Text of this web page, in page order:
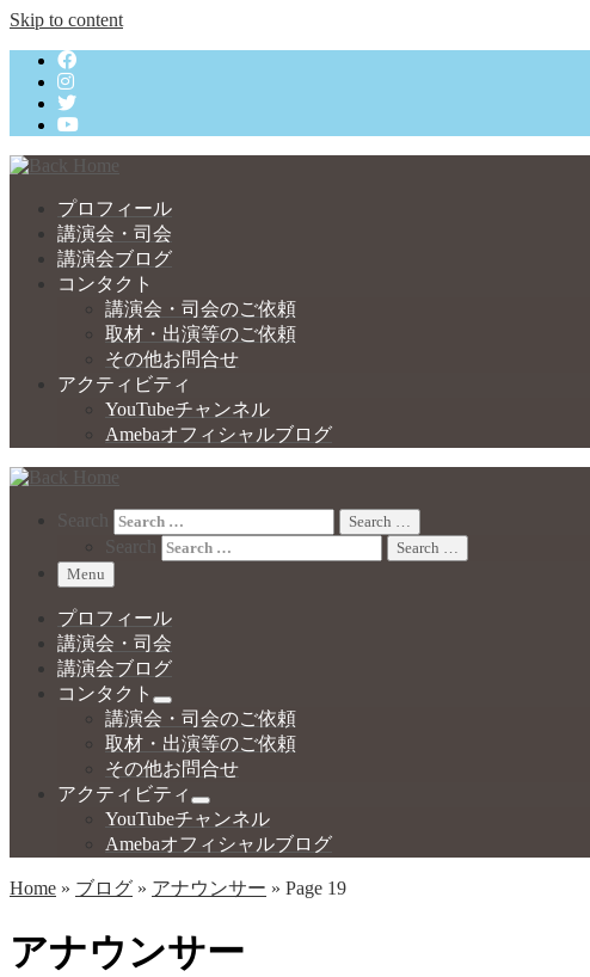
Skip to content
プロフィール
講演会・司会
講演会ブログ
コンタクト
講演会・司会のご依頼
取材・出演等のご依頼
その他お問合せ
アクティビティ
YouTubeチャンネル
Amebaオフィシャルブログ
Search Search …
Search
Search …
Menu
プロフィール
講演会・司会
講演会ブログ
コンタクト
講演会・司会のご依頼
取材・出演等のご依頼
その他お問合せ
アクティビティ
YouTubeチャンネル
Amebaオフィシャルブログ
Home » ブログ » アナウンサー » Page 19
アナウンサー